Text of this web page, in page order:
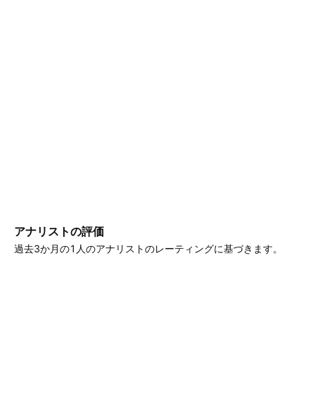
アナリストの評価
過去3か月の1人のアナリストのレーティングに基づきます。